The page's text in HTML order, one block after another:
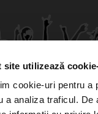
site utilizează
cookie-uri pentru a
a analiza traficul.